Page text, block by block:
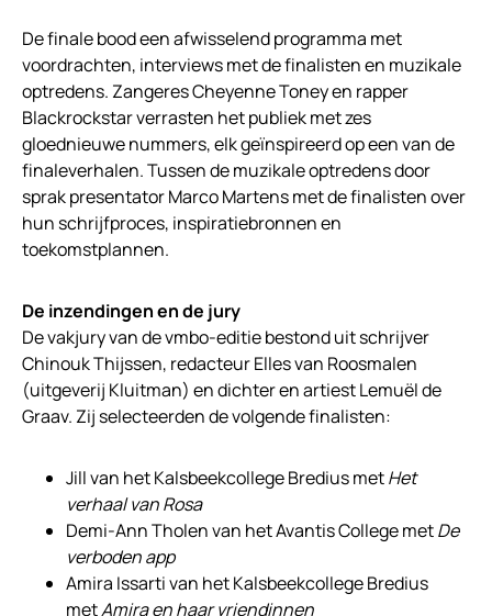
De finale bood een afwisselend programma met
voordrachten, interviews met de finalisten en muzikale
optredens. Zangeres Cheyenne Toney en rapper
Blackrockstar verrasten het publiek met zes
gloednieuwe nummers, elk geïnspireerd op een van de
finaleverhalen. Tussen de muzikale optredens door
sprak presentator Marco Martens met de finalisten over
hun schrijfproces, inspiratiebronnen en
toekomstplannen.
De inzendingen en de jury
De vakjury van de vmbo-editie bestond uit schrijver
Chinouk Thijssen, redacteur Elles van Roosmalen
(uitgeverij Kluitman) en dichter en artiest Lemuël de
Graav. Zij selecteerden de volgende finalisten:
Jill van het Kalsbeekcollege Bredius metHet
verhaal van Rosa
Demi-Ann Tholen van het Avantis College metDe
verboden app
Amira Issarti van het Kalsbeekcollege Bredius
metAmira en haar vriendinnen